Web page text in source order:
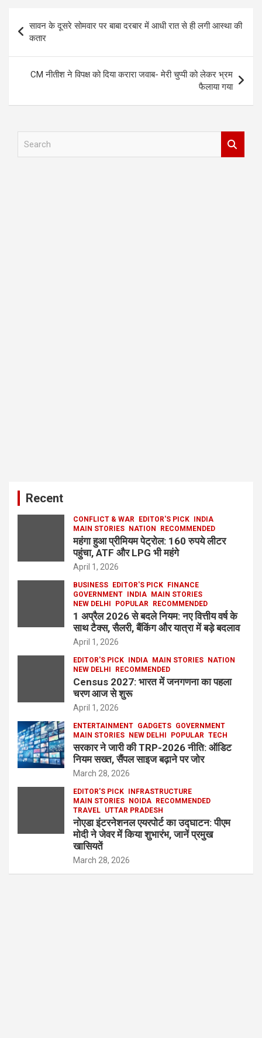
navigation
सावन के दूसरे सोमवार पर बाबा दरबार में आधी रात से ही लगी आस्था की
कतार
CM नीतीश ने विपक्ष को दिया करारा जवाब- मेरी चुप्पी को लेकर भ्रम
फैलाया गया
Recent
CONFLICT & WAR EDITOR'S PICK
INDIA
MAIN STORIES
NATION RECOMMENDED
महंगा हुआ प्रीमियम पेट्रोल: 160 रुपये लीटर
पहुंचा, ATF और LPG भी महंगे
April 1, 2026
BUSINESS EDITOR'S PICK
FINANCE
GOVERNMENT
INDIA
MAIN STORIES
NEW DELHI
POPULAR RECOMMENDED
1 अप्रैल 2026 से बदले नियम: नए वित्तीय वर्ष के
साथ टैक्स, सैलरी, बैंकिंग और यात्रा में बड़े बदलाव
April 1, 2026
EDITOR'S PICK INDIA MAIN STORIES
NATION
NEW DELHI
RECOMMENDED
Census 2027: भारत में जनगणना का पहला
चरण आज से शुरू
April 1, 2026
ENTERTAINMENT GADGETS GOVERNMENT
MAIN STORIES
NEW DELHI POPULAR TECH
सरकार ने जारी की TRP-2026 नीति: ऑडिट
नियम सख्त, सैंपल साइज बढ़ाने पर जोर
March 28, 2026
EDITOR'S PICK
INFRASTRUCTURE
MAIN STORIES
NOIDA
RECOMMENDED
TRAVEL UTTAR PRADESH
नोएडा इंटरनेशनल एयरपोर्ट का उद्घाटन: पीएम
मोदी ने जेवर में किया शुभारंभ, जानें प्रमुख
खासियतें
March 28, 2026